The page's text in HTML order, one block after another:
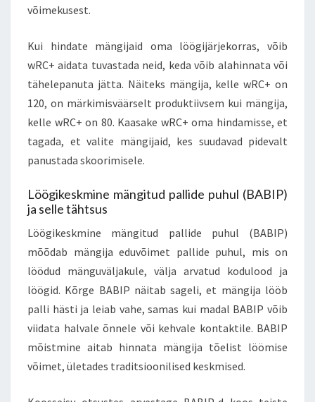
võimekusest.
Kui hindate mängijaid oma löögijärjekorras, võib
wRC+ aidata tuvastada neid, keda võib alahinnata või
tähelepanuta jätta. Näiteks mängija, kelle wRC+ on
120, on märkimisväärselt produktiivsem kui mängija,
kelle wRC+ on 80. Kaasake wRC+ oma hindamisse, et
tagada, et valite mängijaid, kes suudavad pidevalt
panustada skoorimisele.
Löögikeskmine mängitud pallide puhul (BABIP)
ja selle tähtsus
Löögikeskmine mängitud pallide puhul (BABIP)
mõõdab mängija eduvõimet pallide puhul, mis on
löödud mänguväljakule, välja arvatud kodulood ja
löögid. Kõrge BABIP näitab sageli, et mängija lööb
palli hästi ja leiab vahe, samas kui madal BABIP võib
viidata halvale õnnele või kehvale kontaktile. BABIP
mõistmine aitab hinnata mängija tõelist löömise
võimet, ületades traditsioonilised keskmised.